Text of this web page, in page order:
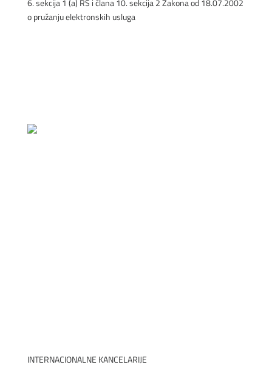
6. sekcija 1 (a) RS i člana 10. sekcija 2 Zakona od 18.07.2002
o pružanju elektronskih usluga
INTERNACIONALNE KANCELARIJE